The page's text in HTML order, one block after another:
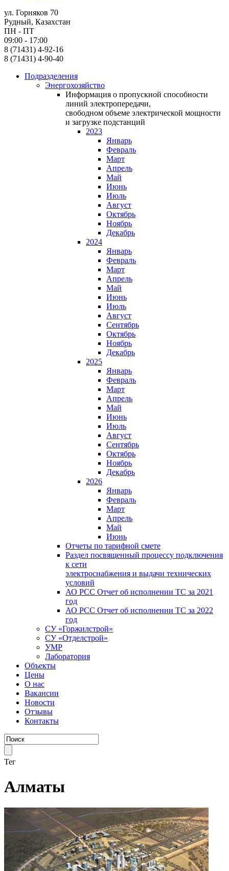
ул. Горняков 70
Рудный, Казахстан
ПН - ПТ
09:00 - 17:00
8 (71431) 4-92-16
8 (71431) 4-90-40
Подразделения
Энергохозяйство
Информация о пропускной способности
линий электропередачи,
свободном объеме электрической мощности
и загрузке подстанций
2023
Январь
Февраль
Март
Апрель
Май
Июнь
Июль
Август
Октябрь
Ноябрь
Декабрь
2024
Январь
Февраль
Март
Апрель
Май
Июнь
Июль
Август
Сентябрь
Октябрь
Ноябрь
Декабрь
2025
Январь
Февраль
Март
Апрель
Май
Июнь
Июль
Август
Сентябрь
Октябрь
Ноябрь
Декабрь
2026
Январь
Февраль
Март
Апрель
Май
Июнь
Отчеты по тарифной смете
Раздел посвященный процессу подключения
к сети
электроснабжения и выдачи технических
условий
АО РСС Отчет об исполнении ТС за 2021
год
АО РСС Отчет об исполнении ТС за 2022
год
СУ «Горжилстрой»
СУ «Отделстрой»
УМР
Лаборатория
Объекты
Цены
О нас
Вакансии
Новости
Отзывы
Контакты
Тег
Алматы